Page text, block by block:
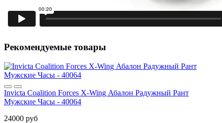
Рекомендуемые товары
Invicta Coalition Forces X-Wing Абалон Радужный Рант
Мужские Часы - 40064
24000 руб